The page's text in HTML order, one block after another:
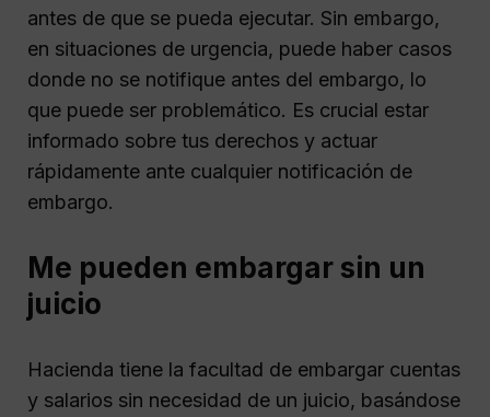
antes de que se pueda ejecutar. Sin embargo,
en situaciones de urgencia, puede haber casos
donde no se notifique antes del embargo, lo
que puede ser problemático. Es crucial estar
informado sobre tus derechos y actuar
rápidamente ante cualquier notificación de
embargo.
Me pueden embargar sin un
juicio
Hacienda tiene la facultad de embargar cuentas
y salarios sin necesidad de un juicio, basándose